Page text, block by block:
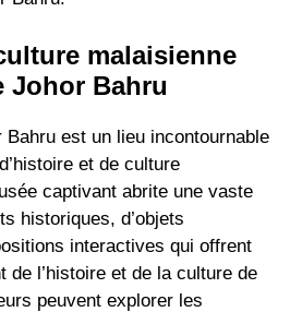
malaisienne
Johor Bahru
Bahru est un lieu incontournable
et de culture
captivant abrite une vaste
historiques, d’objets
interactives qui offrent
de l’histoire et de la culture de
peuvent explorer les